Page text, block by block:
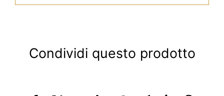
Condividi questo prodotto